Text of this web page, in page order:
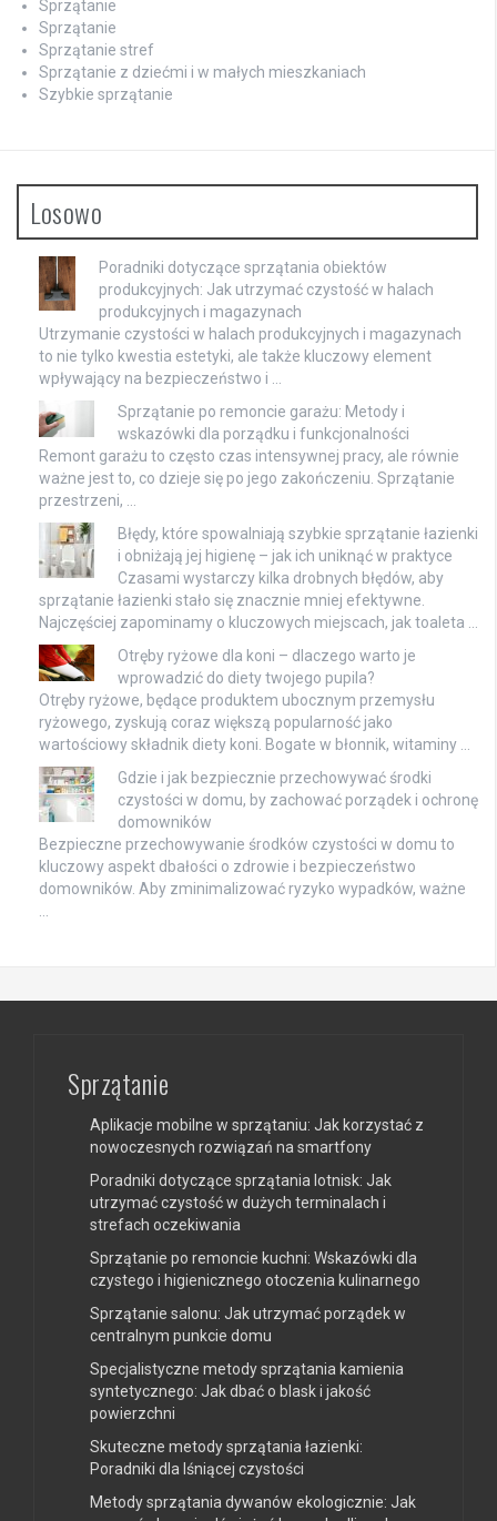
Sprzątanie
Sprzątanie
Sprzątanie stref
Sprzątanie z dziećmi i w małych mieszkaniach
Szybkie sprzątanie
Losowo
Poradniki dotyczące sprzątania obiektów
produkcyjnych: Jak utrzymać czystość w halach
produkcyjnych i magazynach
Utrzymanie czystości w halach produkcyjnych i magazynach
to nie tylko kwestia estetyki, ale także kluczowy element
wpływający na bezpieczeństwo i …
Sprzątanie po remoncie garażu: Metody i
wskazówki dla porządku i funkcjonalności
Remont garażu to często czas intensywnej pracy, ale równie
ważne jest to, co dzieje się po jego zakończeniu. Sprzątanie
przestrzeni, …
Błędy, które spowalniają szybkie sprzątanie łazienki
i obniżają jej higienę – jak ich uniknąć w praktyce
Czasami wystarczy kilka drobnych błędów, aby
sprzątanie łazienki stało się znacznie mniej efektywne.
Najczęściej zapominamy o kluczowych miejscach, jak toaleta …
Otręby ryżowe dla koni – dlaczego warto je
wprowadzić do diety twojego pupila?
Otręby ryżowe, będące produktem ubocznym przemysłu
ryżowego, zyskują coraz większą popularność jako
wartościowy składnik diety koni. Bogate w błonnik, witaminy …
Gdzie i jak bezpiecznie przechowywać środki
czystości w domu, by zachować porządek i ochronę
domowników
Bezpieczne przechowywanie środków czystości w domu to
kluczowy aspekt dbałości o zdrowie i bezpieczeństwo
domowników. Aby zminimalizować ryzyko wypadków, ważne
Sprzątanie
Aplikacje mobilne w sprzątaniu: Jak korzystać z
nowoczesnych rozwiązań na smartfony
Poradniki dotyczące sprzątania lotnisk: Jak
utrzymać czystość w dużych terminalach i
strefach oczekiwania
Sprzątanie po remoncie kuchni: Wskazówki dla
czystego i higienicznego otoczenia kulinarnego
Sprzątanie salonu: Jak utrzymać porządek w
centralnym punkcie domu
Specjalistyczne metody sprzątania kamienia
syntetycznego: Jak dbać o blask i jakość
powierzchni
Skuteczne metody sprzątania łazienki:
Poradniki dla lśniącej czystości
Metody sprzątania dywanów ekologicznie: Jak